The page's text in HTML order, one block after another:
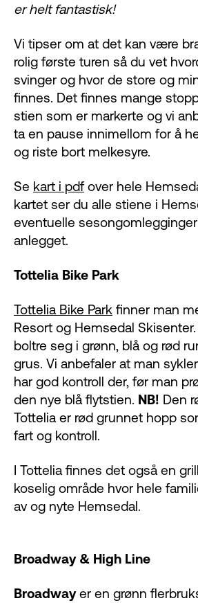
er helt fantastisk!
Vi tipser om at det kan være
rolig første turen så du vet
svinger og hvor de store og
finnes. Det finnes mange
stien som er markerte og vi
ta en pause innimellom for å
og riste bort melkesyre.
Se kart i pdfover hele
kartet ser du alle stiene i
eventuelle
anlegget.
Tottelia Bike Park
Tottelia Bike Park finner man
Resort og Hemsedal
boltre seg i grønn, blå og rød
grus. Vi anbefaler at man
har god kontroll der, før man
den nye blå flytstien. NB! Den
Tottelia er rød grunnet hopp
fart og kontroll.
I Tottelia finnes det også en
koselig område hvor hele
av og nyte Hemsedal.
Broadway & High Line
Broadwayer en grønn